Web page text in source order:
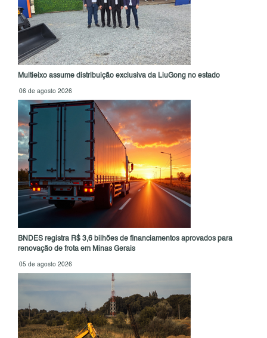
Multieixo assume distribuição exclusiva da LiuGong no estado
06 de agosto 2026
BNDES registra R$ 3,6 bilhões de financiamentos aprovados para
renovação de frota em Minas Gerais
05 de agosto 2026